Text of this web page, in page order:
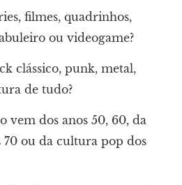
filmes, quadrinhos,
ou videogame?
clássico, punk, metal,
de tudo?
vem dos anos 50, 60, da
70 ou da cultura pop dos